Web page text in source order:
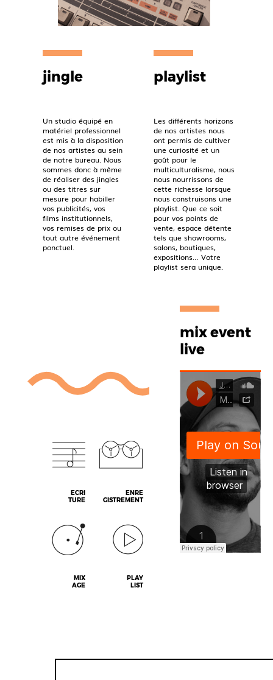
jingle
Un studio équipé en
matériel professionnel
est mis à la disposition
de nos artistes au sein
de notre bureau. Nous
sommes donc à même
de réaliser des jingles
ou des titres sur
mesure pour habiller
vos publicités, vos
films institutionnels,
vos remises de prix ou
tout autre événement
ponctuel.
mix event
live
playlist
Les différents horizons
de nos artistes nous
ont permis de cultiver
une curiosité et un
goût pour le
multiculturalisme, nous
nous nourrissons de
cette richesse lorsque
nous construisons une
playlist. Que ce soit
pour vos points de
vente, espace détente
tels que showrooms,
salons, boutiques,
expositions… Votre
playlist sera unique.
ECRI
TURE
ENRE
GISTREMENT
MIX
AGE
PLAY
LIST